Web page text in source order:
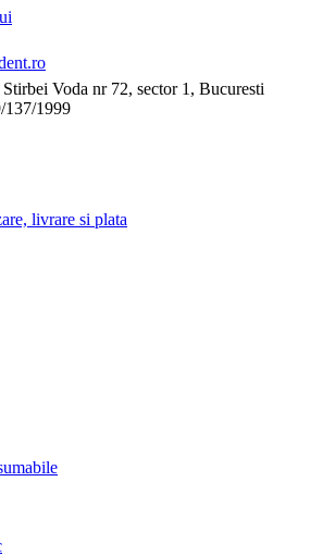
Voda nr 72, sector 1, Bucuresti
137/1999
livrare si plata